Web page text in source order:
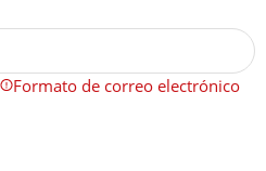
Formato de correo electrónico